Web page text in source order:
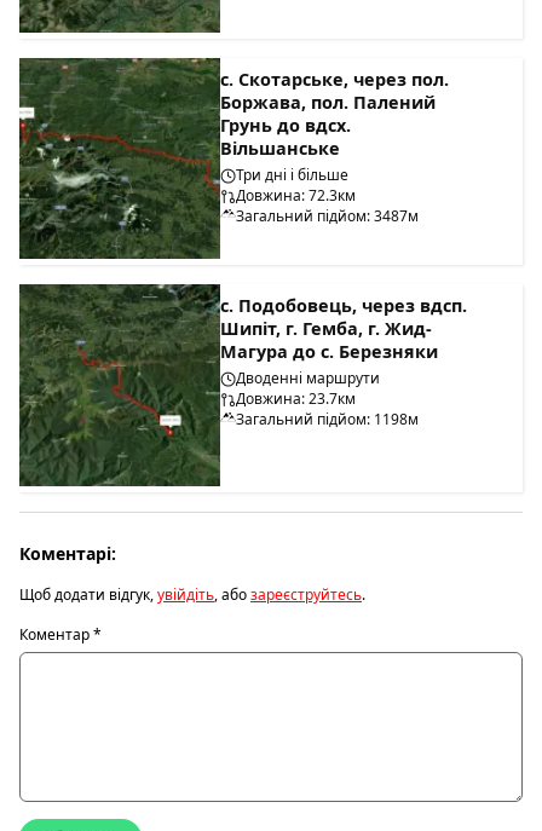
с. Скотарське, через пол.
Боржава, пол. Палений
Грунь до вдсх.
Вільшанське
Три дні і більше
Довжина: 72.3км
Загальний підйом: 3487м
с. Подобовець, через вдсп.
Шипіт, г. Гемба, г. Жид-
Магура до с. Березняки
Дводенні маршрути
Довжина: 23.7км
Загальний підйом: 1198м
Коментарі:
Щоб додати відгук,увійдіть, абозареєструйтесь.
Коментар*